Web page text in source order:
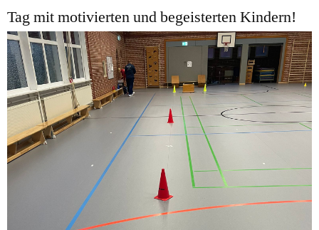
Tag mit motivierten und begeisterten Kindern!